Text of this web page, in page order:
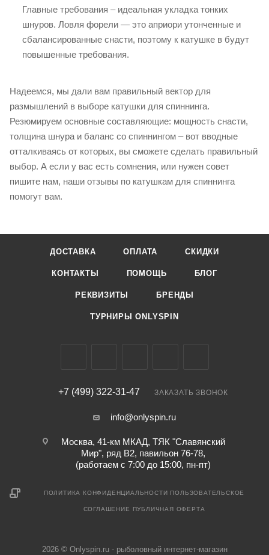
Главные требования – идеальная укладка тонких
шнуров. Ловля форели — это априори утонченные и
сбалансированные снасти, поэтому к катушке в будут
повышенные требования.
Надеемся, мы дали вам правильный вектор для
размышлений в выборе катушки для спиннинга.
Резюмируем основные составляющие: мощность снасти,
толщина шнура и баланс со спиннингом – вот вводные
отталкиваясь от которых, вы сможете сделать правильный
выбор. А если у вас есть сомнения, или нужен совет
пишите нам, наши отзывы по катушкам для спиннинга
помогут вам.
ДОСТАВКА ОПЛАТА СКИДКИ
КОНТАКТЫ ПОМОЩЬ БЛОГ
РЕКВИЗИТЫ БРЕНДЫ
ТУРНИРЫ ONLYSPIN
+7 (499) 322-31-47 ЗАКАЗАТЬ ЗВОНОК
info@onlyspin.ru
Москва, 41-км МКАД, ТЯК "Славянский
Мир", ряд В2, павильон 76-78,
(работаем с 7:00 до 15:00, пн-пт)
ПОЛИТИКА КОНФИДЕНЦИАЛЬНОСТИ ПОЛЬЗОВАТЕЛЬСКОЕ
СОГЛАШЕНИЕ ПУБЛИЧНАЯ ОФЕРТА
2026 © Onlyspin.ru - рыболовный интернет-магазин